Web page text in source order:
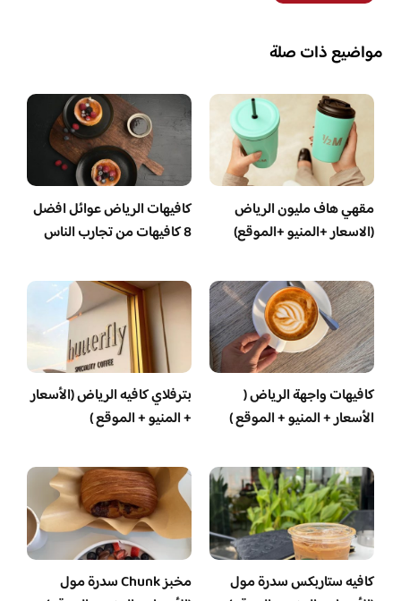
مواضيع ذات صلة
مقهي هاف مليون الرياض
(الاسعار +المنيو +الموقع)
كافيهات الرياض عوائل افضل
8 كافيهات من تجارب الناس
كافيهات واجهة الرياض (
الأسعار + المنيو + الموقع )
بترفلاي كافيه الرياض (الأسعار
+ المنيو + الموقع )
كافيه ستاربكس سدرة مول
مخبز Chunk سدرة مول